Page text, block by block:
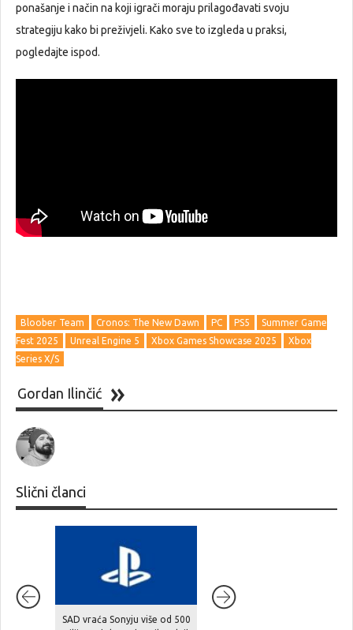
ponašanje i način na koji igrači moraju prilagođavati svoju
strategiju kako bi preživjeli. Kako sve to izgleda u praksi,
pogledajte ispod.
Bloober Team Cronos: The New Dawn PC PS5
Summer Game
Fest 2025
Unreal Engine 5 Xbox Games Showcase 2025
Xbox
Series X/S
Gordan Ilinčić
Slični članci
SAD vraća Sonyju više od 500